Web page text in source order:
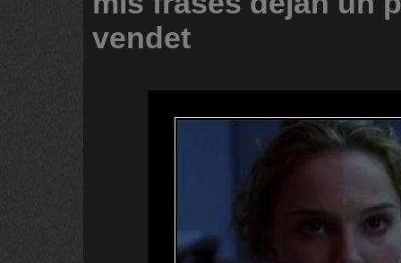
vendet